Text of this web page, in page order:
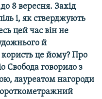
8 вересня. Захід
і, як стверджують
цей час він не
й
це йому? Про
Свобода говорило з
лауреатом нагороди